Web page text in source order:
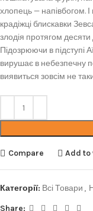
хлопець — напівбогом.
крадіжці блискавки
злодія протягом
Підозрюючи в підступі
вирушає в небезпечну
виявиться зовсім не
Compare Add
Категорії: Всі Товари ,
Share: